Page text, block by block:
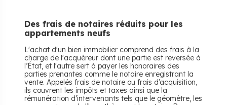
Des frais de notaires réduits pour les
appartements neufs
L'achat d'un bien immobilier comprend des frais à la
charge de l'acquéreur dont une partie est reversée à
l’État, et l'autre sert à payer les honoraires des
parties prenantes comme le notaire enregistrant la
vente. Appelés frais de notaire ou frais d’acquisition,
ils couvrent les impôts et taxes ainsi que la
rémunération d’intervenants tels que le géomètre, les